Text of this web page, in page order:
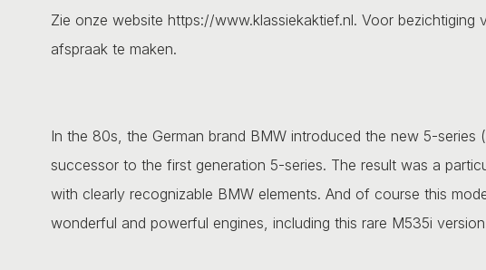
Zie onze website https://www.klassiekaktief.nl. Voor bezichtiging
afspraak te maken.
In the 80s, the German brand BMW introduced the new 5-series
successor to the first generation 5-series. The result was a
with clearly recognizable BMW elements. And of course this
wonderful and powerful engines, including this rare M535i